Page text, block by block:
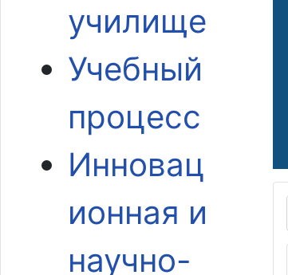
училище
Учебный
процесс
Инновац
ионная и
научно-